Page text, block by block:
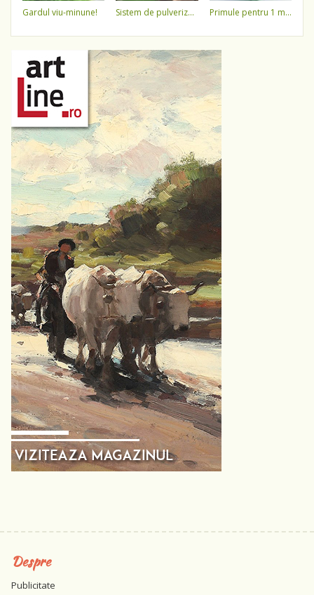
gardul viu-minune! sistem de pulverizare a apei primule pentru 1 martie 3,5 lei / ghiveci !!!!
Despre
Publicitate